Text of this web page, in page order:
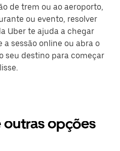
de trem ou ao aeroporto,
ou evento, resolver
Uber te ajuda a chegar
a sessão online ou abra o
seu destino para começar
outras opções